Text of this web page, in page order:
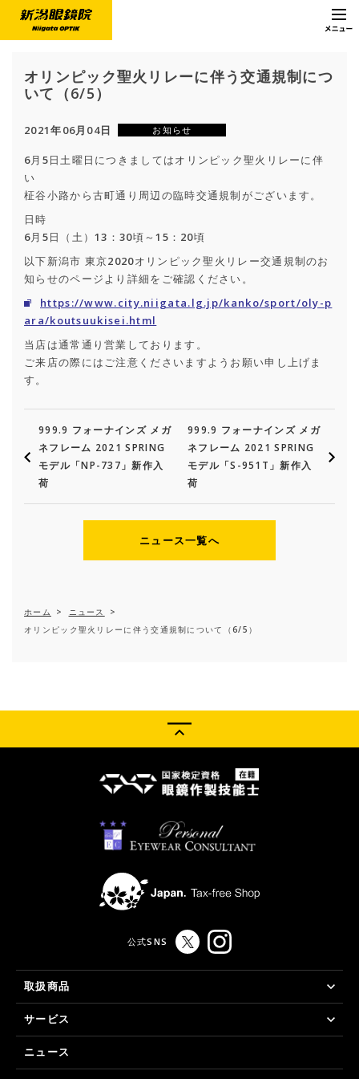
オリンピック聖火リレーに伴う交通規制につ
いて（6/5）
2021年06月04日 お知らせ
6月5日土曜日につきましてはオリンピック聖火リレーに伴
い
柾谷小路から古町通り周辺の臨時交通規制がございます。
日時
6月5日（土）13：30頃～15：20頃
以下新潟市 東京2020オリンピック聖火リレー交通規制のお
知らせのページより詳細をご確認ください。
https://www.city.niigata.lg.jp/kanko/sport/oly-p
ara/koutsuukisei.html
当店は通常通り営業しております。
ご来店の際にはご注意くださいますようお願い申し上げま
す。
999.9 フォーナインズ メガ
ネフレーム 2021 SPRING
モデル「NP-737」新作入
荷
999.9 フォーナインズ メガ
ネフレーム 2021 SPRING
モデル「S-951T」新作入
荷
ニュース一覧へ
ホーム > ニュース
>
オリンピック聖火リレーに伴う交通規制について（6/5）
公式SNS
取扱商品
サービス
ニュース